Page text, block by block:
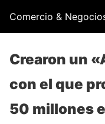
Comercio &
Crearon un
con el que
50 millones